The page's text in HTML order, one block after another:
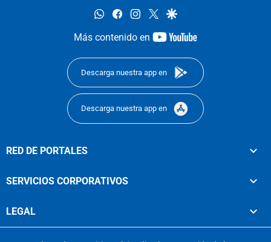
whatsappfacebookinstagram
twittergoogle
Más contenido en
youtube-
Descarga nuestra app en
Descarga nuestra app en
RED DE PORTALES
SERVICIOS CORPORATIVOS
LEGAL